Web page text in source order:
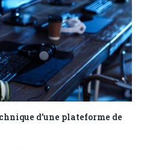
d’une plateforme de